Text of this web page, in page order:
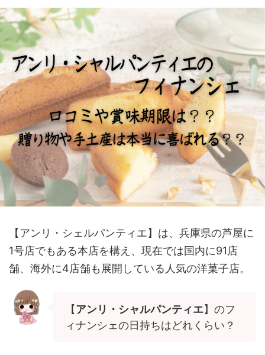
【アンリ・シェルパンティエ】は、兵庫県の芦屋に
1号店でもある本店を構え、 現在では国内に91店
舗、海外に4店舗も展開している人気の洋菓子店。
【アンリ・シャルパンティエ】のフ
ィナンシェの日持ちはどれくらい？